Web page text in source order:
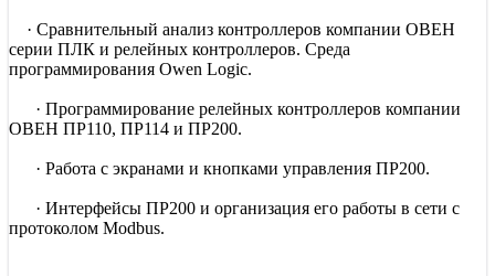
· Сравнительный анализ контроллеров компании ОВЕН
серии ПЛК и релейных контроллеров. Среда
программирования Owen Logic.
· Программирование релейных контроллеров компании
ОВЕН ПР110, ПР114 и ПР200.
· Работа с экранами и кнопками управления ПР200.
· Интерфейсы ПР200 и организация его работы в сети c
протоколом Modbus.